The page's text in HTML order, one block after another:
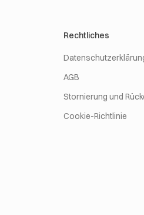
Rechtliches
AGB
Stornierung und
Cookie-Richtlinie